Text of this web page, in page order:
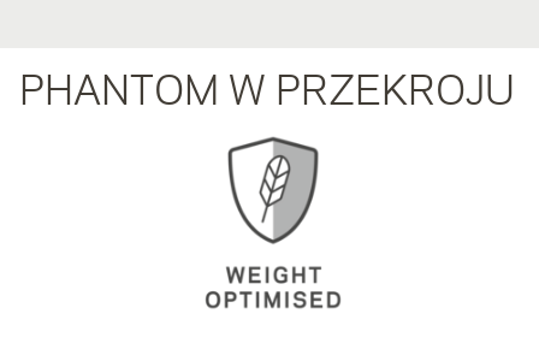
PHANTOM W PRZEKROJU